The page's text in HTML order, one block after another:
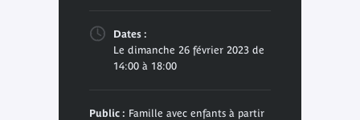
Dates :
Le dimanche 26 février 2023 de
14:00 à 18:00
Public : Famille avec enfants à partir